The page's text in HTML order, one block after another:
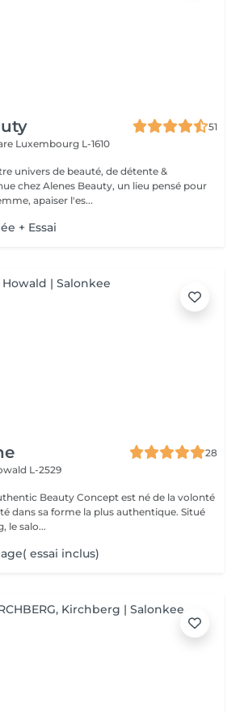
51
Luxembourg L-1610
univers de beauté, de détente &
apaiser l'es...
+ Essai
28
L-2529
Beauty Concept est né de la volonté
dans sa forme la plus authentique. Situé
le salo...
essai inclus)